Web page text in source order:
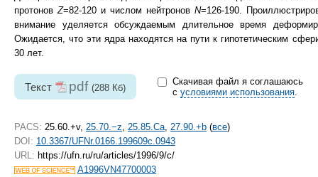
протоновZ=82-120 и числом нейтронов N=126-190.
внимание уделяется обсуждаемым длительное время
Ожидается, что эти ядра находятся на пути к гипотетическим
30 лет.
Текст pdf (288 Кб)
Скачивая файл я соглашаюсь
с условиями использования.
PACS: 25.60.+v, 25.70.−z 25.85.Ca 27.90.+b (все)
DOI: 10.3367/UFNr.0166.199609c.0943
URL: https://ufn.ru/ru/articles/1996/9/c/
A1996VN47700003